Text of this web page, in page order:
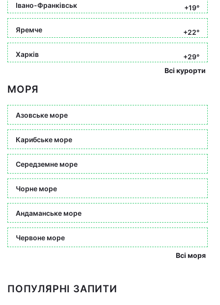
Івано-Франківськ +19°
Яремче +22°
Харків
+29°
Всі курорти
МОРЯ
Азовське море
Карибське море
Середземне море
Чорне море
Андаманське море
Червоне море
Всі моря
ПОПУЛЯРНІ ЗАПИТИ